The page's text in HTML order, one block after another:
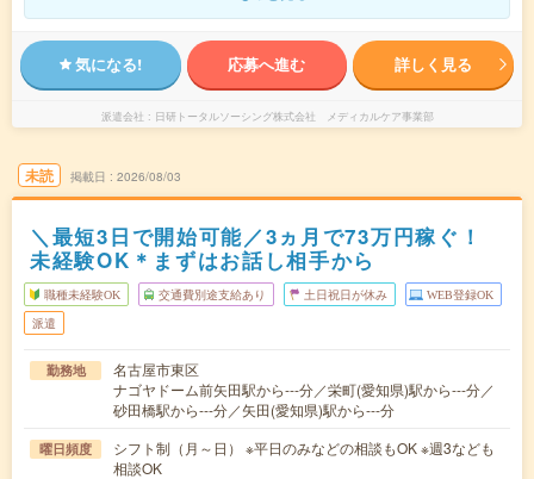
気になる! 応募へ進む 詳しく見る
派遣会社 日研トータルソーシング株式会社 メディカルケア事業部
未読 掲載日 2026/08/03
＼最短3日で開始可能／3ヵ月で73万円稼ぐ！
未経験OK＊まずはお話し相手から
職種未経験OK 交通費別途支給あり 土日祝日が休み WEB登録OK
派遣
勤務地
名古屋市東区
ナゴヤドーム前矢田駅から---分／栄町(愛知県)駅から---分／
砂田橋駅から---分／矢田(愛知県)駅から---分
曜日頻度
シフト制（月～日） ※平日のみなどの相談もOK ※週3なども
相談OK